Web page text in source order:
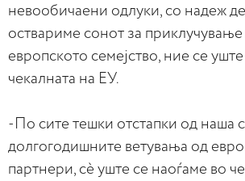
невообичаени одлуки, со надеж
оствариме сонот за приклучување
европското семејство, ние се
чекалната на ЕУ.
-По сите тешки отстапки од наша
долгогодишните ветувања од
партнери, сè уште се наоѓаме во